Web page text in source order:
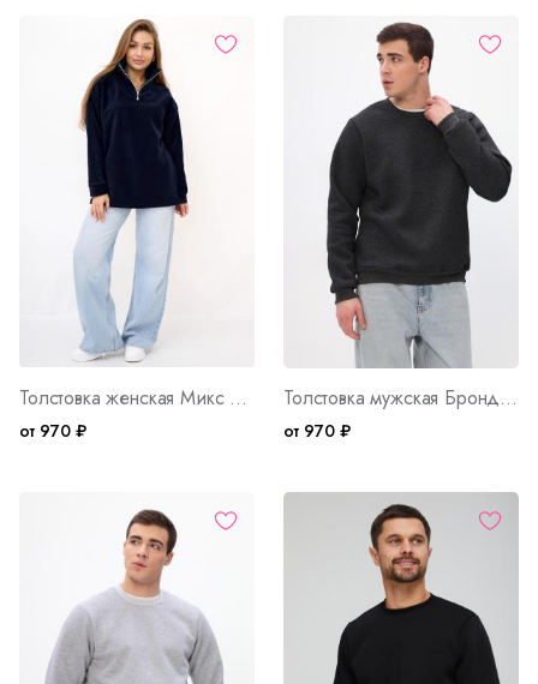
Толстовка женская Микс ТС WB Арт. 10628
от 970 ₽
Толстовка мужская Бронд Г WB Арт. 10622
от 970 ₽